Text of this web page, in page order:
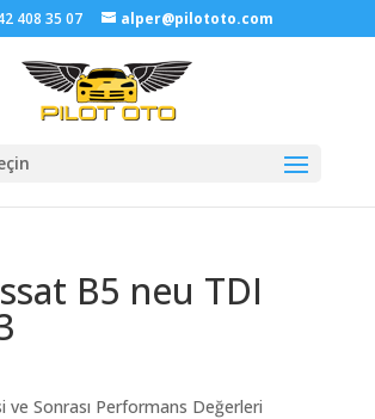
408 35 07 alper@pilototo.com
B5 neu TDI
ve Sonrası Performans Değerleri